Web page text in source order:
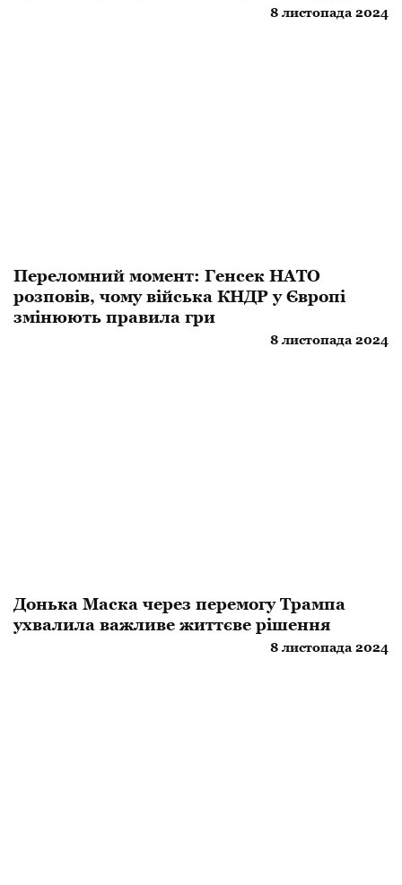
8 листопада 2024
Переломний момент: Генсек НАТО
розповів, чому війська КНДР у Європі
змінюють правила гри
8 листопада 2024
Донька Маска через перемогу Трампа
ухвалила важливе життєве рішення
8 листопада 2024